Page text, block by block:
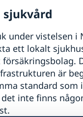
sjukvård
under vistelsen i
ett lokalt
är
standard som
inte finns